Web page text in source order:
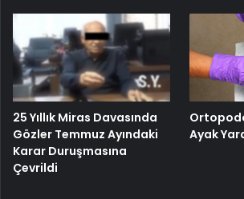
25 Yıllık Miras Davasında
Gözler Temmuz Ayındaki
Karar Duruşmasına
Çevrildi
Ayak